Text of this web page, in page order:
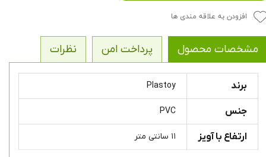
افزودن به علاقه مندی ها
مشخصات محصول پرداخت امن نظرات
برند Plastoy
جنس PVC
ارتفاع با آویز ۱۱ سانتی متر